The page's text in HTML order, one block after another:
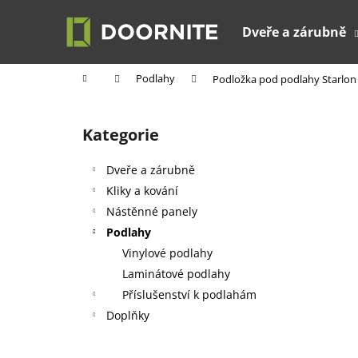
Dveře a zárubně
Domů Podlahy Podložka pod podlahy Starlon
Přeskočit
kategorie
Kategorie
Dveře a zárubně
Kliky a kování
Nástěnné panely
Podlahy
Vinylové podlahy
Laminátové podlahy
Příslušenství k podlahám
Doplňky
í
Zpět
do
Zpět
do